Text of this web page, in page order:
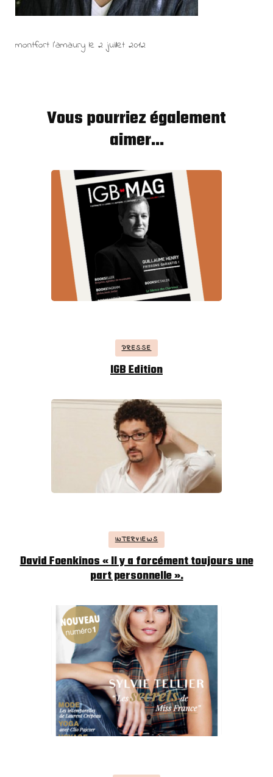
montfort l’amaury le 2 juillet 2012
Vous pourriez également
aimer...
PRESSE
IGB Edition
INTERVIEWS
David Foenkinos « Il y a forcément toujours une
part personnelle ».